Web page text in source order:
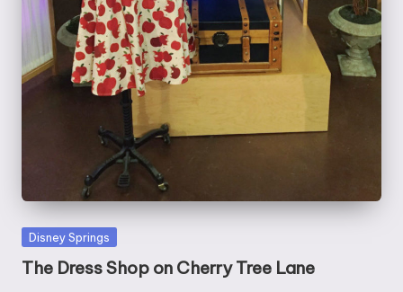
Publicada
Disney Springs
The Dress Shop on Cherry Tree Lane